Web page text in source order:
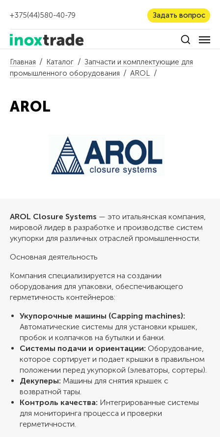
+375(44)580-40-79 Задать вопрос
Главная Каталог
Запчасти и комплектующие для
промышленного оборудования
AROL
AROL
AROL Closure Systems — это итальянская компания,
мировой лидер в разработке и производстве систем
укупорки для различных отраслей промышленности.
Основная деятельность
Компания специализируется на создании
оборудования для упаковки, обеспечивающего
герметичность контейнеров:
Укупорочные машины (Capping machines):
Автоматические системы для установки крышек,
пробок и колпачков на бутылки и банки.
Системы подачи и ориентации: Оборудование,
которое сортирует и подает крышки в правильном
положении перед укупоркой (элеваторы, сортеры).
Декуперы: Машины для снятия крышек с
возвратной тары.
Контроль качества: Интегрированные системы
для мониторинга процесса и проверки
герметичности.